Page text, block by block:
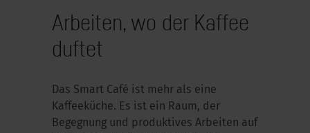
Arbeiten, wo der Kaffee
duftet
Das Smart Café ist mehr als eine
Kaffeeküche. Es ist ein Raum, der
Begegnung und produktives Arbeiten auf